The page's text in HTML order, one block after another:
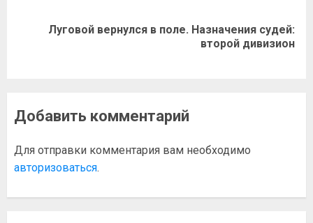
Луговой вернулся в поле. Назначения судей:
второй дивизион
Добавить комментарий
Для отправки комментария вам необходимо
авторизоваться.